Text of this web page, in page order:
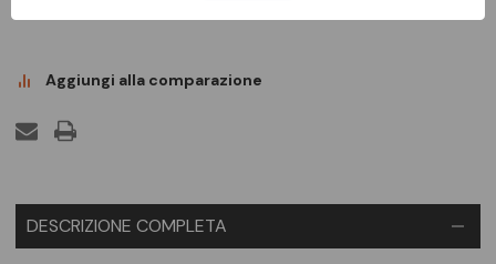
Aggiungi alla comparazione
DESCRIZIONE COMPLETA